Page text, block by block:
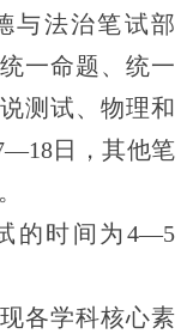
与法治笔试部
一命题、统一
测试、物理和
—18日，其他笔
的时间为4—5
各学科核心素